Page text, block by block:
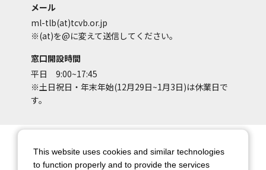
メール
ml-tlb(at)tcvb.or.jp
※(at)を@に変えて送信してください。
窓口開設時間
平日 9:00~17:45
※土日祝日・年末年始(12月29日~1月3日)は休業日で
す。
アカウントポリシー
個人情報保護方針
This website uses cookies and similar technologies
to function properly and to provide the services